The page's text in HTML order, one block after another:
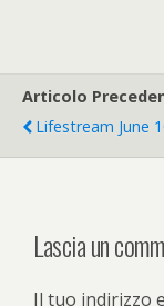
Articolo
Lifestream June
Lascia un
Il tuo indirizzo